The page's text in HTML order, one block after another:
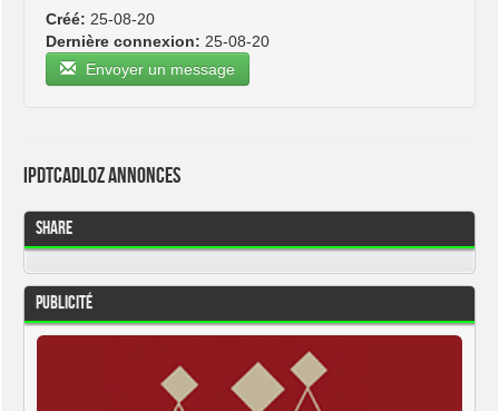
Créé: 25-08-20
Dernière connexion: 25-08-20
Envoyer un message
ipdtcadloz Annonces
Share
Publicité